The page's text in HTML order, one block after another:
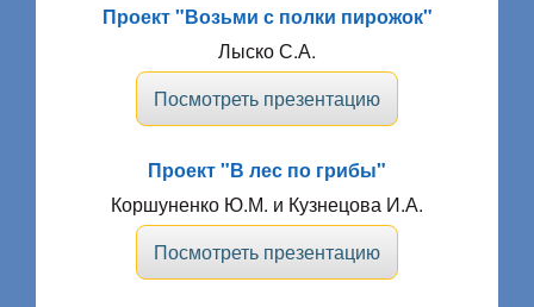
Проект "Возьми с полки пирожок"
Лыско С.А.
Посмотреть презентацию
Проект "В лес по грибы"
Коршуненко Ю.М. и Кузнецова И.А.
Посмотреть презентацию